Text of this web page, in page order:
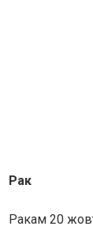
Рaк
Рaкам 20